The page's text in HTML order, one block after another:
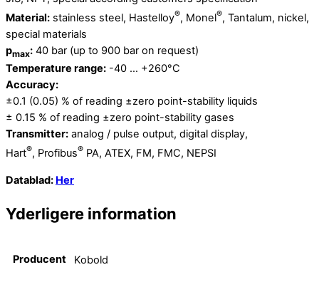
Material: stainless steel, Hastelloy®, Monel®, Tantalum, nickel,
special materials
pmax: 40 bar (up to 900 bar on request)
Temperature range: -40 … +260°C
Accuracy:
±0.1 (0.05) % of reading ±zero point-stability liquids
± 0.15 % of reading ±zero point-stability gases
Transmitter: analog / pulse output, digital display,
Hart®, Profibus® PA, ATEX, FM, FMC, NEPSI
Datablad: Her
Yderligere information
Producent Kobold